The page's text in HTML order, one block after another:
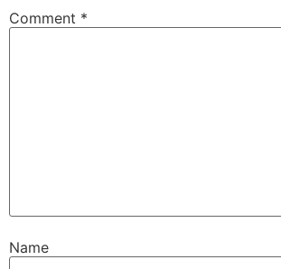
Comment *
Name